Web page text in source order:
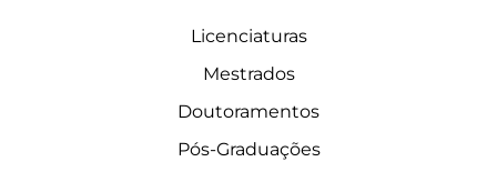
Licenciaturas
Mestrados
Doutoramentos
Pós-Graduações